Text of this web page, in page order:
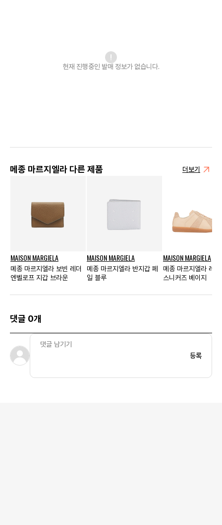
현재 진행중인 발매 정보가 없습니다.
메종 마르지엘라 다른 제품 더보기
MAISON MARGIELA
메종 마르지엘라 보빈 레더
엔벨로프 지갑 브라운
MAISON MARGIELA
메종 마르지엘라 반지갑 페
일 블루
MAISON MARGIELA
메종 마르지엘라 레플
스니커즈 베이지
댓글 0개
등록